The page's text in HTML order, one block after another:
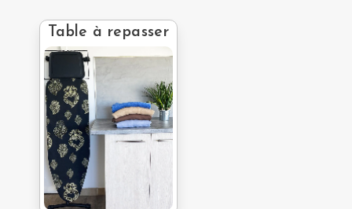
Table à repasser